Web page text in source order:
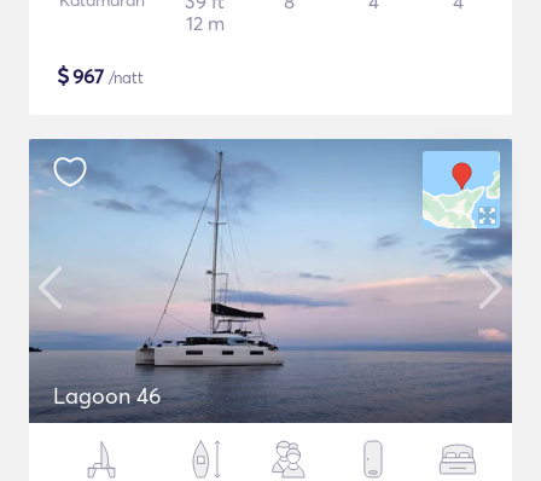
12 m
$967 /natt
Lagoon 46